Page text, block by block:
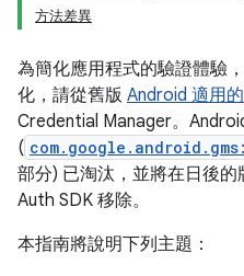
方法差異
為簡化應用程式的驗證體驗
化，請從舊版 Android 適用
Credential Manager。
(
部分) 已淘汰，並將在日後
Auth SDK 移除。
本指南將說明下列主題：